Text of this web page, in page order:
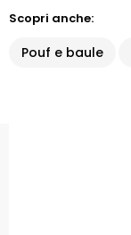
Scopri anche:
Pouf e baule